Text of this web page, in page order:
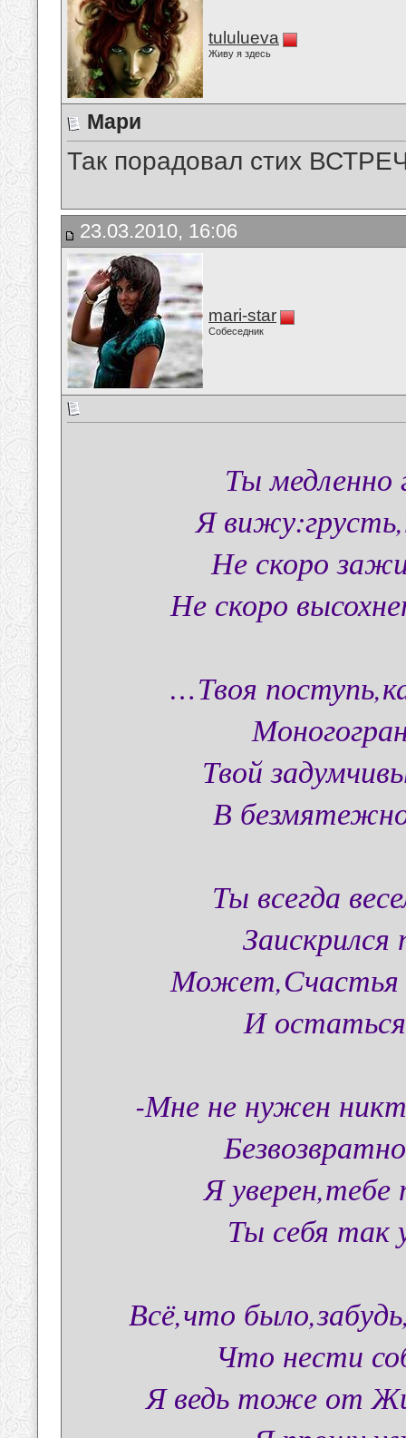
tululueva
Живу я здесь
Мари
Так порадовал стих
23.03.2010, 16:06
mari-star
Собеседник
Ты медленно
Я
Не скоро
Не скоро
…Твоя
Твой
В
Ты всегда
Может,Счастья
И
-Мне не нужен
Я
Ты себя так
Всё,что
Что нести
Я ведь тоже от